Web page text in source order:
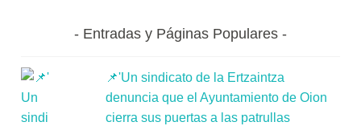
Entradas y Páginas Populares
📌'Un sindicato de la Ertzaintza
denuncia que el Ayuntamiento de Oion
cierra sus puertas a las patrullas